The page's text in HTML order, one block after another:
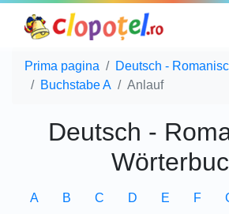
Prima pagina
Deutsch -
Buchstabe A
Anlauf
Deutsch -
A B C D E F